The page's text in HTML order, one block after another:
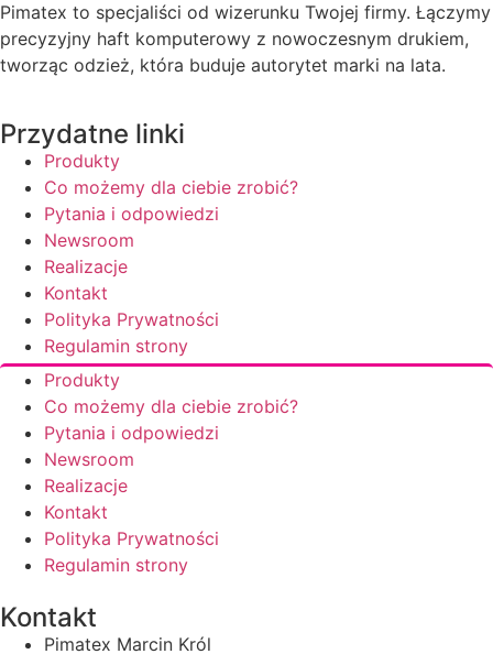
Pimatex to specjaliści od wizerunku Twojej firmy. Łączymy
precyzyjny haft komputerowy z nowoczesnym drukiem,
tworząc odzież, która buduje autorytet marki na lata.
Przydatne linki
Produkty
Co możemy dla ciebie zrobić?
Pytania i odpowiedzi
Newsroom
Realizacje
Kontakt
Polityka Prywatności
Regulamin strony
Produkty
Co możemy dla ciebie zrobić?
Pytania i odpowiedzi
Newsroom
Realizacje
Kontakt
Polityka Prywatności
Regulamin strony
Kontakt
Pimatex Marcin Król